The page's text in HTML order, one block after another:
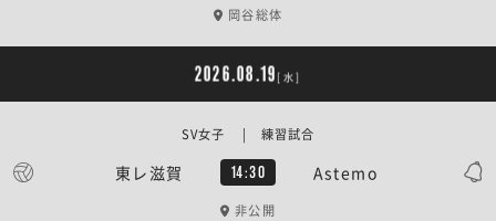
岡谷総体
2026.08.19 [水]
東レ滋賀 14:30 Astemo
SV女子 | 練習試合
非公開